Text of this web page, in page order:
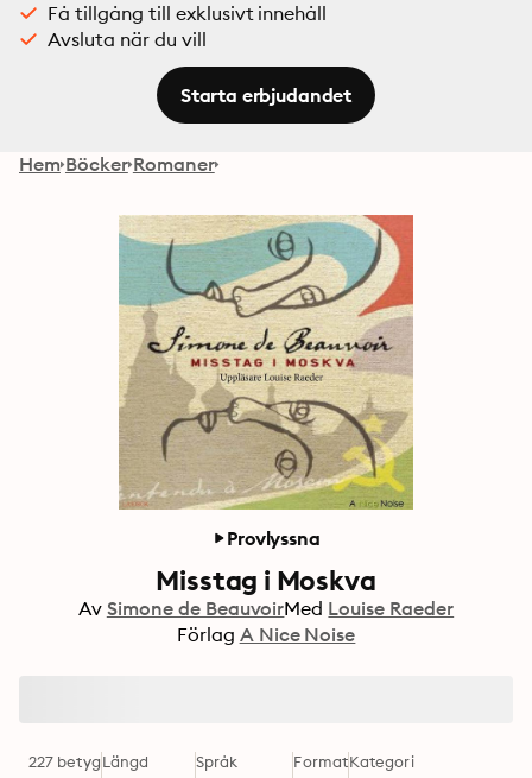
Få tillgång till exklusivt innehåll
Avsluta när du vill
Starta erbjudandet
Hem Böcker Romaner
Provlyssna
Misstag i Moskva
Av Simone de BeauvoirMed Louise Raeder
Förlag A Nice Noise
227 betygLängd Språk FormatKategori